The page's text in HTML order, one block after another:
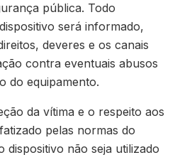
pública. Todo
será informado,
deveres e os canais
contra eventuais abusos
do equipamento.
da vítima e o respeito aos
pelas normas do
dispositivo não seja utilizado